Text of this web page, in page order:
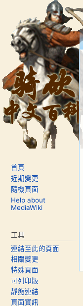
首頁
近期變更
隨機頁面
Help about
MediaWiki
工具
連結至此的頁面
相關變更
特殊頁面
可列印版
靜態連結
頁面資訊